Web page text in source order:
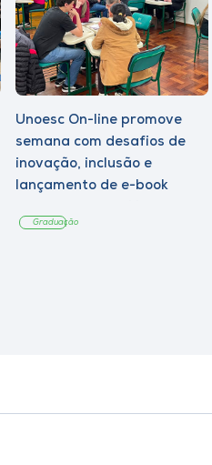
Unoesc On-line promove
semana com desafios de
inovação, inclusão e
lançamento de e-book
Graduação